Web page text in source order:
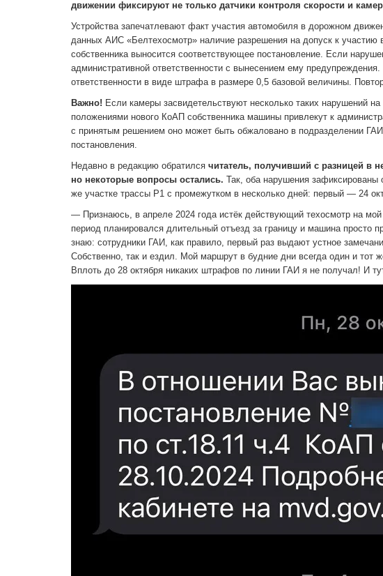
движении фиксируют не только датчики контроля скорости и
Устройства запечатлевают факт участия автомобиля в дорожном
данных АИС «Белтехосмотр» наличие разрешения на допуск к
собственника выносится соответствующее постановление. Если
административной ответственности с вынесением ему
ответственности в виде штрафа в размере 0,5 базовой величины.
Важно! Если камеры засвидетельствуют несколько таких нарушений
положениями нового КоАП собственника машины привлекут к
с принятым решением оно может быть обжаловано в подразделении
постановления.
Недавно в редакцию обратился читатель, получивший с разницей в
но некоторые вопросы остались. Так, оба нарушения
же участке трассы Р1 с промежутком в несколько дней: первый — 24
— Признаюсь, в апреле 2024 года истёк действующий техосмотр на
период планировался длительный отъезд за границу и машина просто
знаю: сотрудники ГАИ, как правило, первый раз выдают устное
Собственно, так и ездил. Мой маршрут в будние дни всегда один и
Вплоть до 28 октября никаких штрафов по линии ГАИ я не получал! И